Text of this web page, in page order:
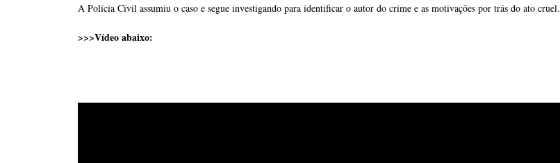
A Polícia Civil assumiu o caso e segue investigando para identificar o autor do crime e as motivações por trás do ato cruel.
>>>Vídeo abaixo: